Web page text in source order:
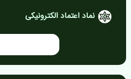
نماد اعتماد الکترونیکی